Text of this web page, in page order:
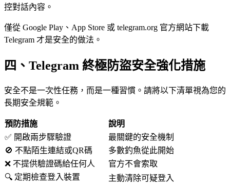
控對話內容。
僅從 Google Play、App Store 或 telegram.org 官方網站下載
Telegram 才是安全的做法。
四、Telegram 終極防盜安全強化措施
安全不是一次性任務，而是一種習慣。請將以下清單視為您的
長期安全規範。
預防措施
說明
✅ 開啟兩步驟驗證
最關鍵的安全機制
🚫 不點陌生連結或QR碼
多數釣魚從此開始
❌ 不提供驗證碼給任何人
官方不會索取
🔍 定期檢查登入裝置
主動清除可疑登入